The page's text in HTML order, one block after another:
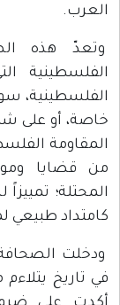
العرب.
وتعدّ هذه
الفلسطينية
الفلسطينية،
خاصة، أو على
المقاومة
من قضايا
المحتلة؛
كامتداد طبيعي
ودخلت
في تاريخ